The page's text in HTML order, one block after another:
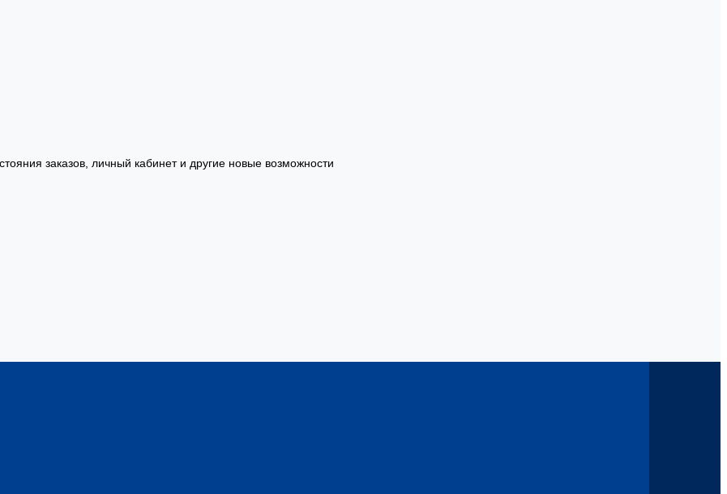
заказов, личный кабинет и другие новые возможности